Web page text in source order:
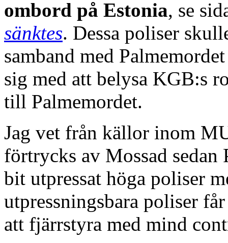
ombord på Estonia, se
sänktes. Dessa poliser
samband med
sig med att belysa KGB:s
till Palmemordet.
Jag vet från källor inom
förtrycks av Mossad
bit utpressat höga poliser
utpressningsbara poliser
att fjärrstyra med mind